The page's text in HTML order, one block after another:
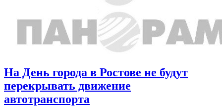
На День города в Ростове не будут
перекрывать движение
автотранспорта